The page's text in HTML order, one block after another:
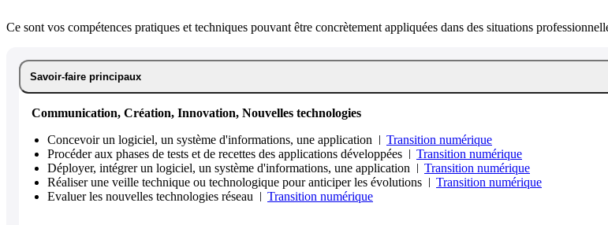
Ce sont vos compétences pratiques et techniques pouvant être concrètement appliquées dans des situations
Savoir-faire principaux
Communication, Création, Innovation, Nouvelles technologies
Concevoir un logiciel, un système d'informations, une application
Transition numérique
Procéder aux phases de tests et de recettes des applications développées
Transition numérique
Déployer, intégrer un logiciel, un système d'informations, une application
Transition numérique
Réaliser une veille technique ou technologique pour anticiper les évolutions
Transition numérique
Evaluer les nouvelles technologies réseau
Transition numérique